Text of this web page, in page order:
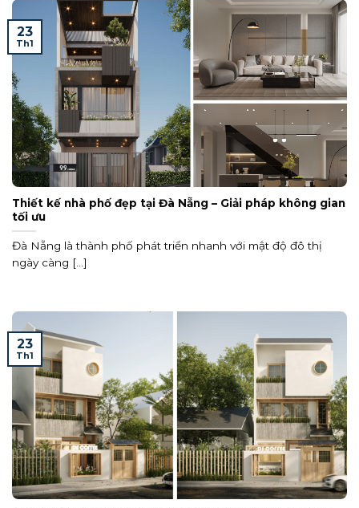
Thiết kế nhà phố đẹp tại Đà Nẵng – Giải pháp không gian
tối ưu
Đà Nẵng là thành phố phát triển nhanh với mật độ đô thị
ngày càng [...]
23
Th1
23
Th1